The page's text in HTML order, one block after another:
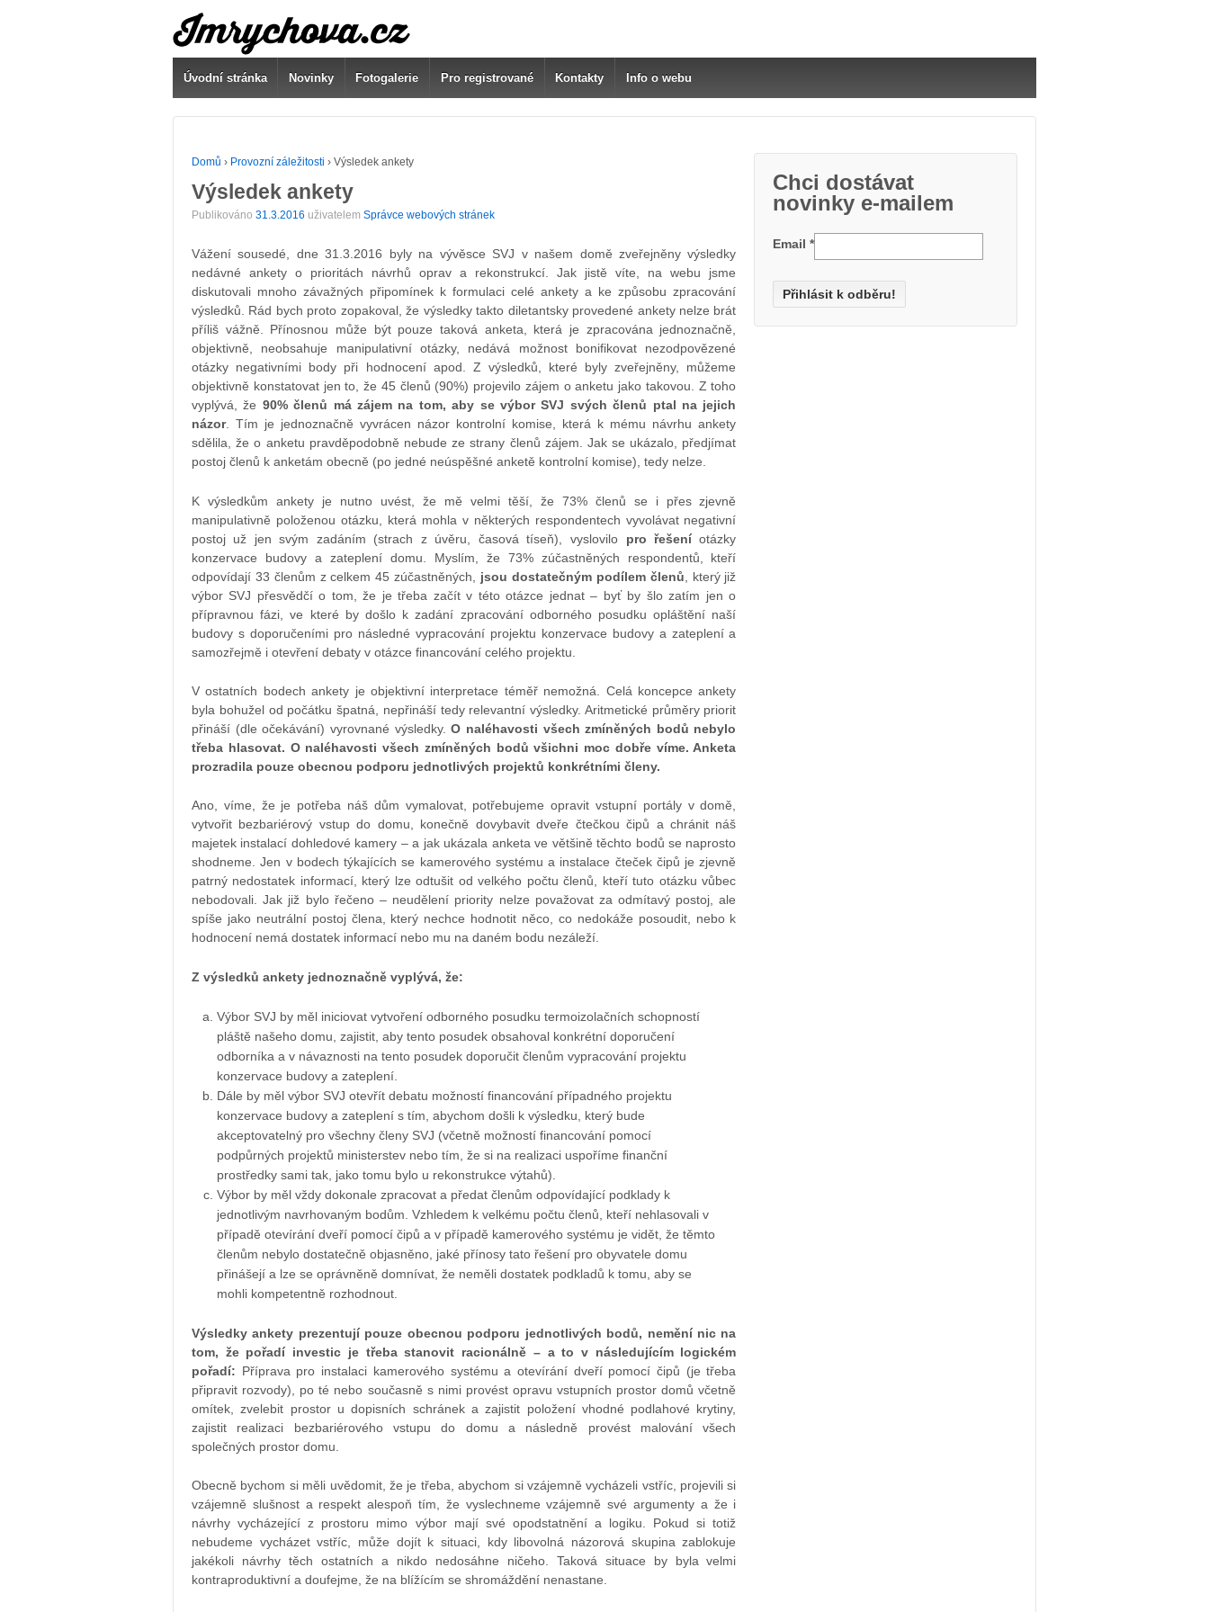
Úvodní stránka Novinky Fotogalerie Pro registrované Kontakty Info o webu
Domů › Provozní záležitosti › Výsledek ankety
Výsledek ankety
Publikováno 31.3.2016 uživatelem Správce webových stránek
Vážení sousedé, dne 31.3.2016 byly na vývěsce SVJ v našem domě zveřejněny výsledky
nedávné ankety o prioritách návrhů oprav a rekonstrukcí. Jak jistě víte, na webu jsme
diskutovali mnoho závažných připomínek k formulaci celé ankety a ke způsobu zpracování
výsledků. Rád bych proto zopakoval, že výsledky takto diletantsky provedené ankety nelze brát
příliš vážně. Přínosnou může být pouze taková anketa, která je zpracována jednoznačně,
objektivně, neobsahuje manipulativní otázky, nedává možnost bonifikovat nezodpovězené
otázky negativními body při hodnocení apod. Z výsledků, které byly zveřejněny, můžeme
objektivně konstatovat jen to, že 45 členů (90%) projevilo zájem o anketu jako takovou. Z toho
vyplývá, že 90% členů má zájem na tom, aby se výbor SVJ svých členů ptal na jejich
názor. Tím je jednoznačně vyvrácen názor kontrolní komise, která k mému návrhu ankety
sdělila, že o anketu pravděpodobně nebude ze strany členů zájem. Jak se ukázalo, předjímat
postoj členů k anketám obecně (po jedné neúspěšné anketě kontrolní komise), tedy nelze.
K výsledkům ankety je nutno uvést, že mě velmi těší, že 73% členů se i přes zjevně
manipulativně položenou otázku, která mohla v některých respondentech vyvolávat negativní
postoj už jen svým zadáním (strach z úvěru, časová tíseň), vyslovilo pro řešeníotázky
konzervace budovy a zateplení domu. Myslím, že 73% zúčastněných respondentů, kteří
odpovídají 33 členům z celkem 45 zúčastněných,
jsou dostatečným podílem členů , který již
výbor SVJ přesvědčí o tom, že je třeba začít v této otázce jednat – byť by šlo zatím jen o
přípravnou fázi, ve které by došlo k zadání zpracování odborného posudku opláštění naší
budovy s doporučeními pro následné vypracování projektu konzervace budovy a zateplení a
samozřejmě i otevření debaty v otázce financování celého projektu.
V ostatních bodech ankety je objektivní interpretace téměř nemožná. Celá koncepce ankety
byla bohužel od počátku špatná, nepřináší tedy relevantní výsledky. Aritmetické průměry priorit
přináší (dle očekávání) vyrovnané výsledky.O naléhavosti všech zmíněných bodů nebylo
třeba hlasovat. O naléhavosti všech zmíněných bodů všichni moc dobře víme. Anketa
prozradila pouze obecnou podporu jednotlivých projektů konkrétními členy.
Ano, víme, že je potřeba náš dům vymalovat, potřebujeme opravit vstupní portály v domě,
vytvořit bezbariérový vstup do domu, konečně dovybavit dveře čtečkou čipů a chránit náš
majetek instalací dohledové kamery – a jak ukázala anketa ve většině těchto bodů se naprosto
shodneme. Jen v bodech týkajících se kamerového systému a instalace čteček čipů je zjevně
patrný nedostatek informací, který lze odtušit od velkého počtu členů, kteří tuto otázku vůbec
nebodovali. Jak již bylo řečeno – neudělení priority nelze považovat za odmítavý postoj, ale
spíše jako neutrální postoj člena, který nechce hodnotit něco, co nedokáže posoudit, nebo k
hodnocení nemá dostatek informací nebo mu na daném bodu nezáleží.
Z výsledků ankety jednoznačně vyplývá, že:
Výbor SVJ by měl iniciovat vytvoření odborného posudku termoizolačních schopností
pláště našeho domu, zajistit, aby tento posudek obsahoval konkrétní doporučení
odborníka a v návaznosti na tento posudek doporučit členům vypracování projektu
konzervace budovy a zateplení.
Dále by měl výbor SVJ otevřít debatu možností financování případného projektu
konzervace budovy a zateplení s tím, abychom došli k výsledku, který bude
akceptovatelný pro všechny členy SVJ (včetně možností financování pomocí
podpůrných projektů ministerstev nebo tím, že si na realizaci uspoříme finanční
prostředky sami tak, jako tomu bylo u rekonstrukce výtahů).
Výbor by měl vždy dokonale zpracovat a předat členům odpovídající podklady k
jednotlivým navrhovaným bodům. Vzhledem k velkému počtu členů, kteří nehlasovali v
případě otevírání dveří pomocí čipů a v případě kamerového systému je vidět, že těmto
členům nebylo dostatečně objasněno, jaké přínosy tato řešení pro obyvatele domu
přinášejí a lze se oprávněně domnívat, že neměli dostatek podkladů k tomu, aby se
mohli kompetentně rozhodnout.
Výsledky ankety prezentují pouze obecnou podporu jednotlivých bodů, nemění nic na
tom, že pořadí investic je třeba stanovit racionálně – a to v následujícím logickém
pořadí: Příprava pro instalaci kamerového systému a otevírání dveří pomocí čipů (je třeba
připravit rozvody), po té nebo současně s nimi provést opravu vstupních prostor domů včetně
omítek, zvelebit prostor u dopisních schránek a zajistit položení vhodné podlahové krytiny,
zajistit realizaci bezbariérového vstupu do domu a následně provést malování všech
společných prostor domu.
Obecně bychom si měli uvědomit, že je třeba, abychom si vzájemně vycházeli vstříc, projevili si
vzájemně slušnost a respekt alespoň tím, že vyslechneme vzájemně své argumenty a že i
návrhy vycházející z prostoru mimo výbor mají své opodstatnění a logiku. Pokud si totiž
nebudeme vycházet vstříc, může dojít k situaci, kdy libovolná názorová skupina zablokuje
jakékoli návrhy těch ostatních a nikdo nedosáhne ničeho. Taková situace by byla velmi
kontraproduktivní a doufejme, že na blížícím se shromáždění nenastane.
Chci dostávat
novinky e-mailem
Email*